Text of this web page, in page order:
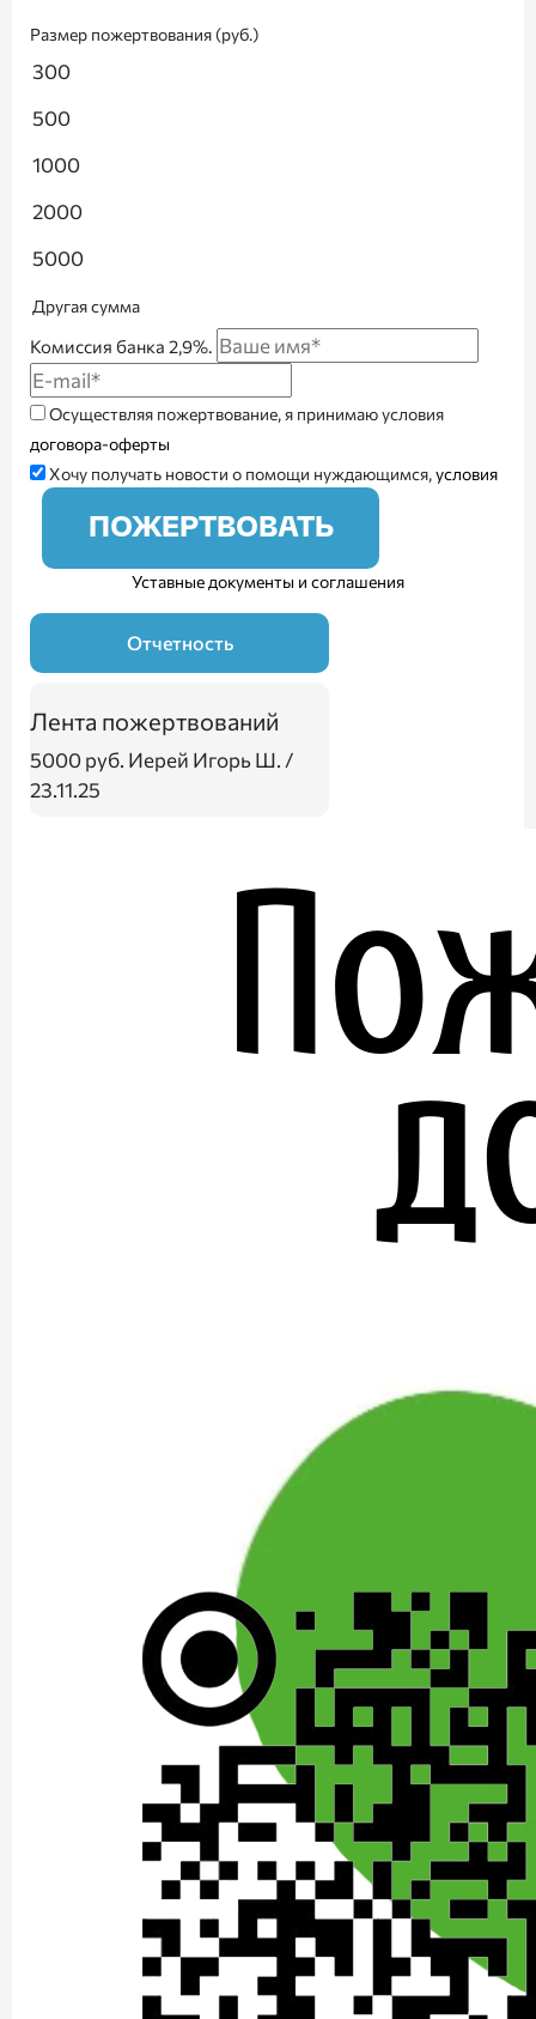
Размер пожертвования (руб.)
300
500
1000
2000
5000
Другая сумма
Комиссия банка 2,9%.
Осуществляя пожертвование, я принимаю условия
договора-оферты
Хочу получать новости о помощи нуждающимся,условия
ПОЖЕРТВОВАТЬ
Уставные документы и соглашения
Отчетность
Лента пожертвований
5000 руб. Иерей Игорь Ш. /
23.11.25